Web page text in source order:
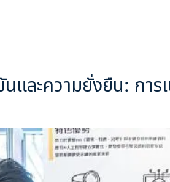
และความยั่งยืน: กา